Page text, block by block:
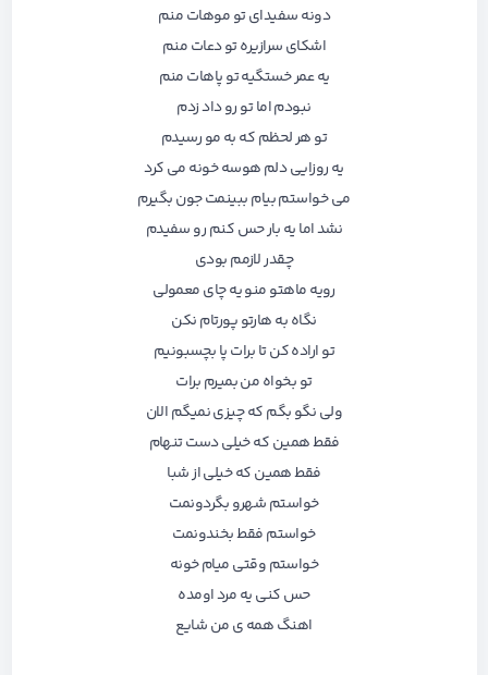
دونه سفیدای تو موهات منم
اشکای سرازیره تو دعات منم
یه عمر خستگیه تو پاهات منم
نبودم اما تو رو داد زدم
تو هر لحظم که به مو رسیدم
یه روزایی دلم هوسه خونه می کرد
می خواستم بیام ببینمت جون بگیرم
نشد اما یه بار حس کنم رو سفیدم
چقدر لازمم بودی
رویه ماهتو منو یه چای معمولی
نگاه به هارتو پورتام نکن
تو اراده کن تا برات پا بچسبونیم
تو بخواه من بمیرم برات
ولی نگو بگم که چیزی نمیگم الان
فقط همین که خیلی دست تنهام
فقط همین که خیلی از شبا
خواستم شهرو بگردونمت
خواستم فقط بخندونمت
خواستم وقتی میام خونه
حس کنی یه مرد اومده
اهنگ همه ی من شایع